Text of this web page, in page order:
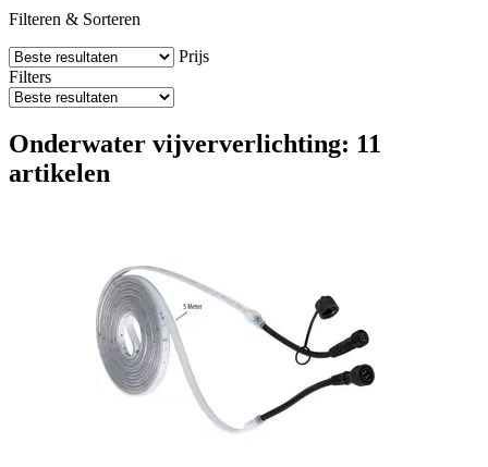
Filteren & Sorteren
Prijs
Filters
Onderwater vijververlichting: 11
artikelen